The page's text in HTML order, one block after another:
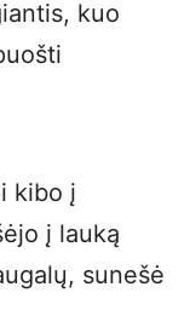
kuo
kibo į
į lauką
sunešė